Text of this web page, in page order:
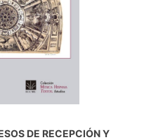
DE RECEPCIÓN Y